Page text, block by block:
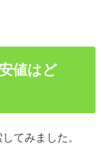
値はど
てみました。